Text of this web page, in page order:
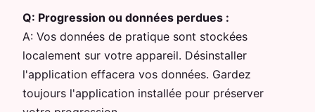
Q: Progression ou données perdues :
A: Vos données de pratique sont stockées
localement sur votre appareil. Désinstaller
l'application effacera vos données. Gardez
toujours l'application installée pour préserver